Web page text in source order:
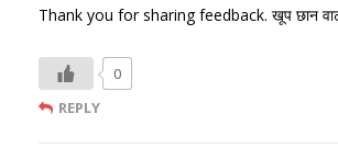
Thank you for sharing feedback. खूप छान
0
REPLY